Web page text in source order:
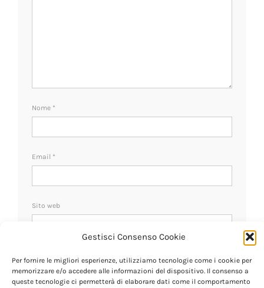
Gestisci Consenso Cookie
Per fornire le migliori esperienze, utilizziamo tecnologie come i cookie per
memorizzare e/o accedere alle informazioni del dispositivo. Il consenso a
queste tecnologie ci permetterà di elaborare dati come il comportamento
Nome *
Email *
Sito web